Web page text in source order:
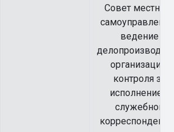
Совет местного
ведение
организацию
контроля за
исполнением
служебной